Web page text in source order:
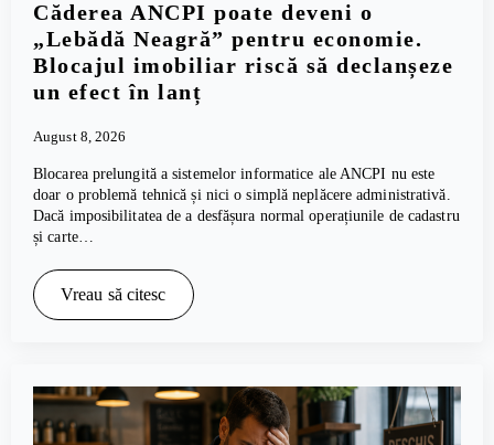
Căderea ANCPI poate deveni o
„Lebădă Neagră” pentru economie.
Blocajul imobiliar riscă să declanșeze
un efect în lanț
August 8, 2026
Blocarea prelungită a sistemelor informatice ale ANCPI nu este
doar o problemă tehnică și nici o simplă neplăcere administrativă.
Dacă imposibilitatea de a desfășura normal operațiunile de cadastru
și carte…
Vreau să citesc